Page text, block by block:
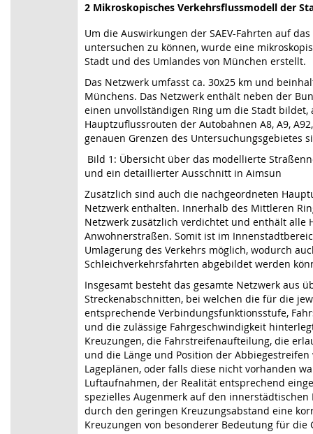
2 Mikroskopisches Verkehrsflussmodell der
Um die Auswirkungen der SAEV-Fahrten auf
untersuchen zu können, wurde eine
Stadt und des Umlandes von München erstellt.
Das Netzwerk umfasst ca. 30x25 km und
Münchens. Das Netzwerk enthält neben der
einen unvollständigen Ring um die Stadt bildet,
Hauptzuflussrouten der Autobahnen A8, A9,
genauen Grenzen des Untersuchungsgebietes
Bild 1: Übersicht über das modellierte
und ein detaillierter Ausschnitt in Aimsun
Zusätzlich sind auch die nachgeordneten
Netzwerk enthalten. Innerhalb des Mittleren
Netzwerk zusätzlich verdichtet und enthält alle
Anwohnerstraßen. Somit ist im
Umlagerung des Verkehrs möglich, wodurch
Schleichverkehrsfahrten abgebildet werden
Insgesamt besteht das gesamte Netzwerk aus
Streckenabschnitten, bei welchen die für die
entsprechende Verbindungsfunktionsstufe,
und die zulässige Fahrgeschwindigkeit
Kreuzungen, die Fahrstreifenaufteilung, die
und die Länge und Position der
Lageplänen, oder falls diese nicht vorhanden
Luftaufnahmen, der Realität entsprechend
spezielles Augenmerk auf den innerstädtischen
durch den geringen Kreuzungsabstand eine
Kreuzungen von besonderer Bedeutung für die